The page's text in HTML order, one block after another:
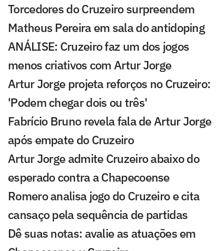
Torcedores do Cruzeiro surpreendem
Matheus Pereira em sala do antidoping
ANÁLISE: Cruzeiro faz um dos jogos
menos criativos com Artur Jorge
Artur Jorge projeta reforços no Cruzeiro:
'Podem chegar dois ou três'
Fabrício Bruno revela fala de Artur Jorge
após empate do Cruzeiro
Artur Jorge admite Cruzeiro abaixo do
esperado contra a Chapecoense
Romero analisa jogo do Cruzeiro e cita
cansaço pela sequência de partidas
Dê suas notas: avalie as atuações em